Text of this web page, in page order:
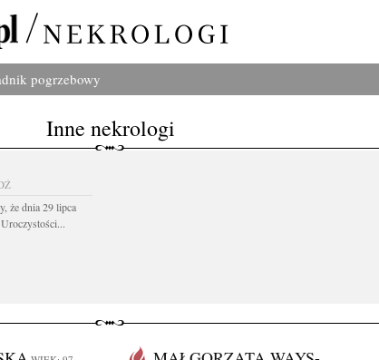
pogrzebowy
Inne nekrologi
że dnia 29 lipca